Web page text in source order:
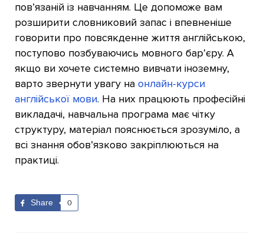
пов’язаній із навчанням. Це допоможе вам
розширити словниковий запас і впевненіше
говорити про повсякденне життя англійською,
поступово позбуваючись мовного бар’єру. А
якщо ви хочете системно вивчати іноземну,
варто звернути увагу на онлайн-курси
англійської мови. На них працюють професійні
викладачі, навчальна програма має чітку
структуру, матеріал пояснюється зрозуміло, а
всі знання обов’язково закріплюються на
практиці.
Share 0